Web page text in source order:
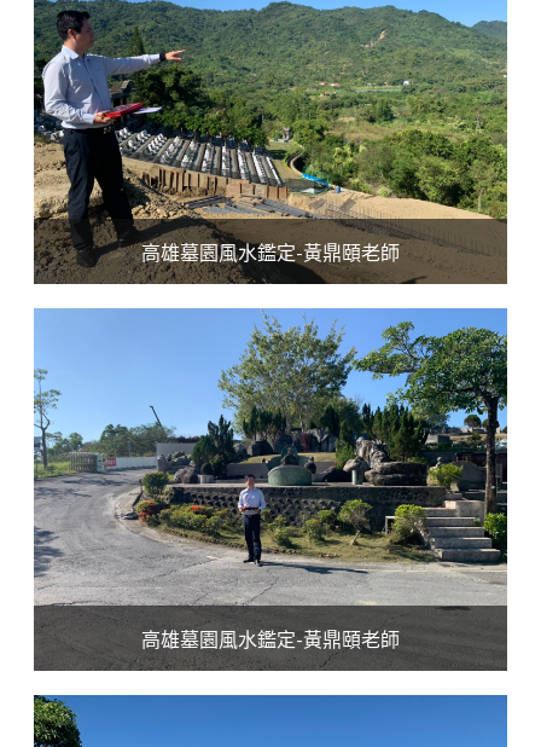
高雄墓園風水鑑定-黃鼎頤老師
高雄墓園風水鑑定-黃鼎頤老師